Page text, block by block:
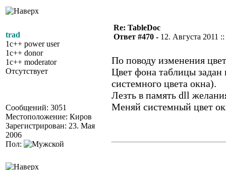
trad
1c++ power user
1c++ donor
1c++ moderator
Отсутствует
Сообщений: 3051
Местоположение: Киров
Зарегистрирован: 23. Мая
2006
Пол:
Re: TableDoc
Ответ #470 - 12. Августа 2011
По поводу изменения
Цвет фона таблицы
системного цвета окна).
Лезть в память dll
Меняй системный цвет